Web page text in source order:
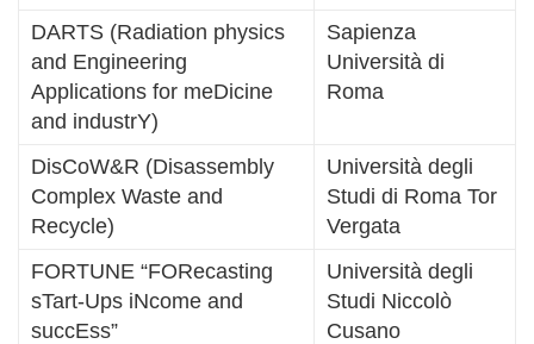
DARTS (Radiation physics
and Engineering
Applications for meDicine
and industrY)
Sapienza
Università di
Roma
DisCoW&R (Disassembly
Complex Waste and
Recycle)
Università degli
Studi di Roma Tor
Vergata
FORTUNE “FORecasting
sTart-Ups iNcome and
succEss”
Università degli
Studi Niccolò
Cusano